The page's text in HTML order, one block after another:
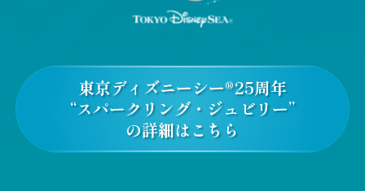
東京ディズニーシー®25周年
“スパークリング・ジュビリー”
の詳細はこちら